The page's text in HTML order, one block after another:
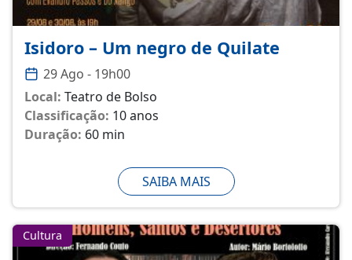
Isidoro – Um negro de Quilate
29 Ago - 19h00
Local: Teatro de Bolso
Classificação: 10 anos
Duração: 60 min
SAIBA MAIS
Cultura